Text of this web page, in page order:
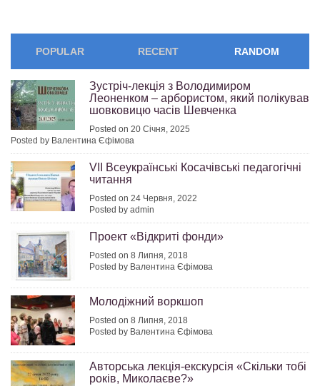
POPULAR RECENT RANDOM
Зустріч-лекція з Володимиром
Леоненком – арбористом, який полікував
шовковицю часів Шевченка
Posted on 20 Січня, 2025
Posted by Валентина Єфімова
VІІ Всеукраїнські Косачівські педагогічні
читання
Posted on 24 Червня, 2022
Posted by admin
Проект «Відкриті фонди»
Posted on 8 Липня, 2018
Posted by Валентина Єфімова
Молодіжний воркшоп
Posted on 8 Липня, 2018
Posted by Валентина Єфімова
Авторська лекція-екскурсія «Скільки тобі
років, Миколаєве?»